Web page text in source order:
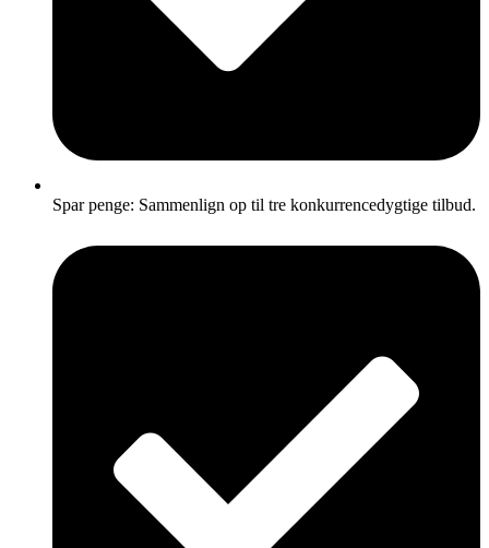
Spar penge: Sammenlign op til tre konkurrencedygtige tilbud.